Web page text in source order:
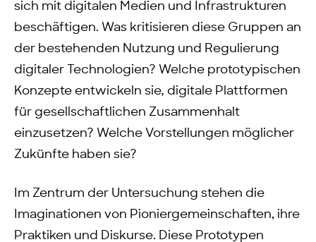
sich mit digitalen Medien und Infrastrukturen
beschäftigen. Was kritisieren diese Gruppen an
der bestehenden Nutzung und Regulierung
digitaler Technologien? Welche prototypischen
Konzepte entwickeln sie, digitale Plattformen
für gesellschaftlichen Zusammenhalt
einzusetzen? Welche Vorstellungen möglicher
Zukünfte haben sie?
Im Zentrum der Untersuchung stehen die
Imaginationen von Pioniergemeinschaften, ihre
Praktiken und Diskurse. Diese Prototypen